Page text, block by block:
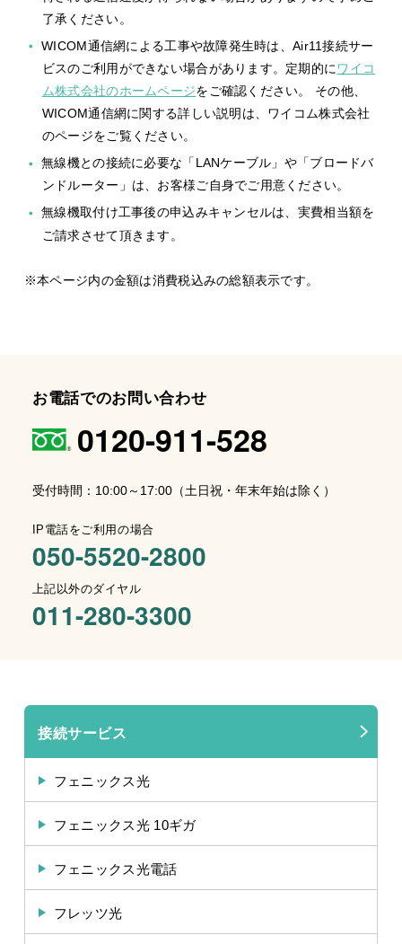
了承ください。
WICOM通信網による工事や故障発生時は、Air11接続サー
ビスのご利用ができない場合があります。定期的に ワイコ
ム株式会社のホームページをご確認ください。 その他、
WICOM通信網に関する詳しい説明は、ワイコム株式会社
のページをご覧ください。
無線機との接続に必要な「LANケーブル」や「ブロードバ
ンドルーター」は、お客様ご自身でご用意ください。
無線機取付け工事後の申込みキャンセルは、実費相当額を
ご請求させて頂きます。
※本ページ内の金額は消費税込みの総額表示です。
お電話でのお問い合わせ
0120-911-528
受付時間：10:00～17:00（土日祝・年末年始は除く）
IP電話をご利用の場合
050-5520-2800
上記以外のダイヤル
011-280-3300
接続サービス
フェニックス光
フェニックス光 10ギガ
フェニックス光電話
フレッツ光